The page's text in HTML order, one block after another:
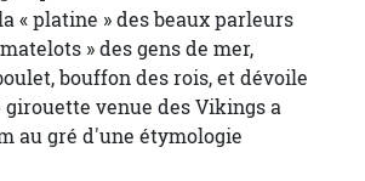
« platine » des beaux parleurs
» des gens de mer,
bouffon des rois, et dévoile
venue des Vikings a
au gré d'une étymologie